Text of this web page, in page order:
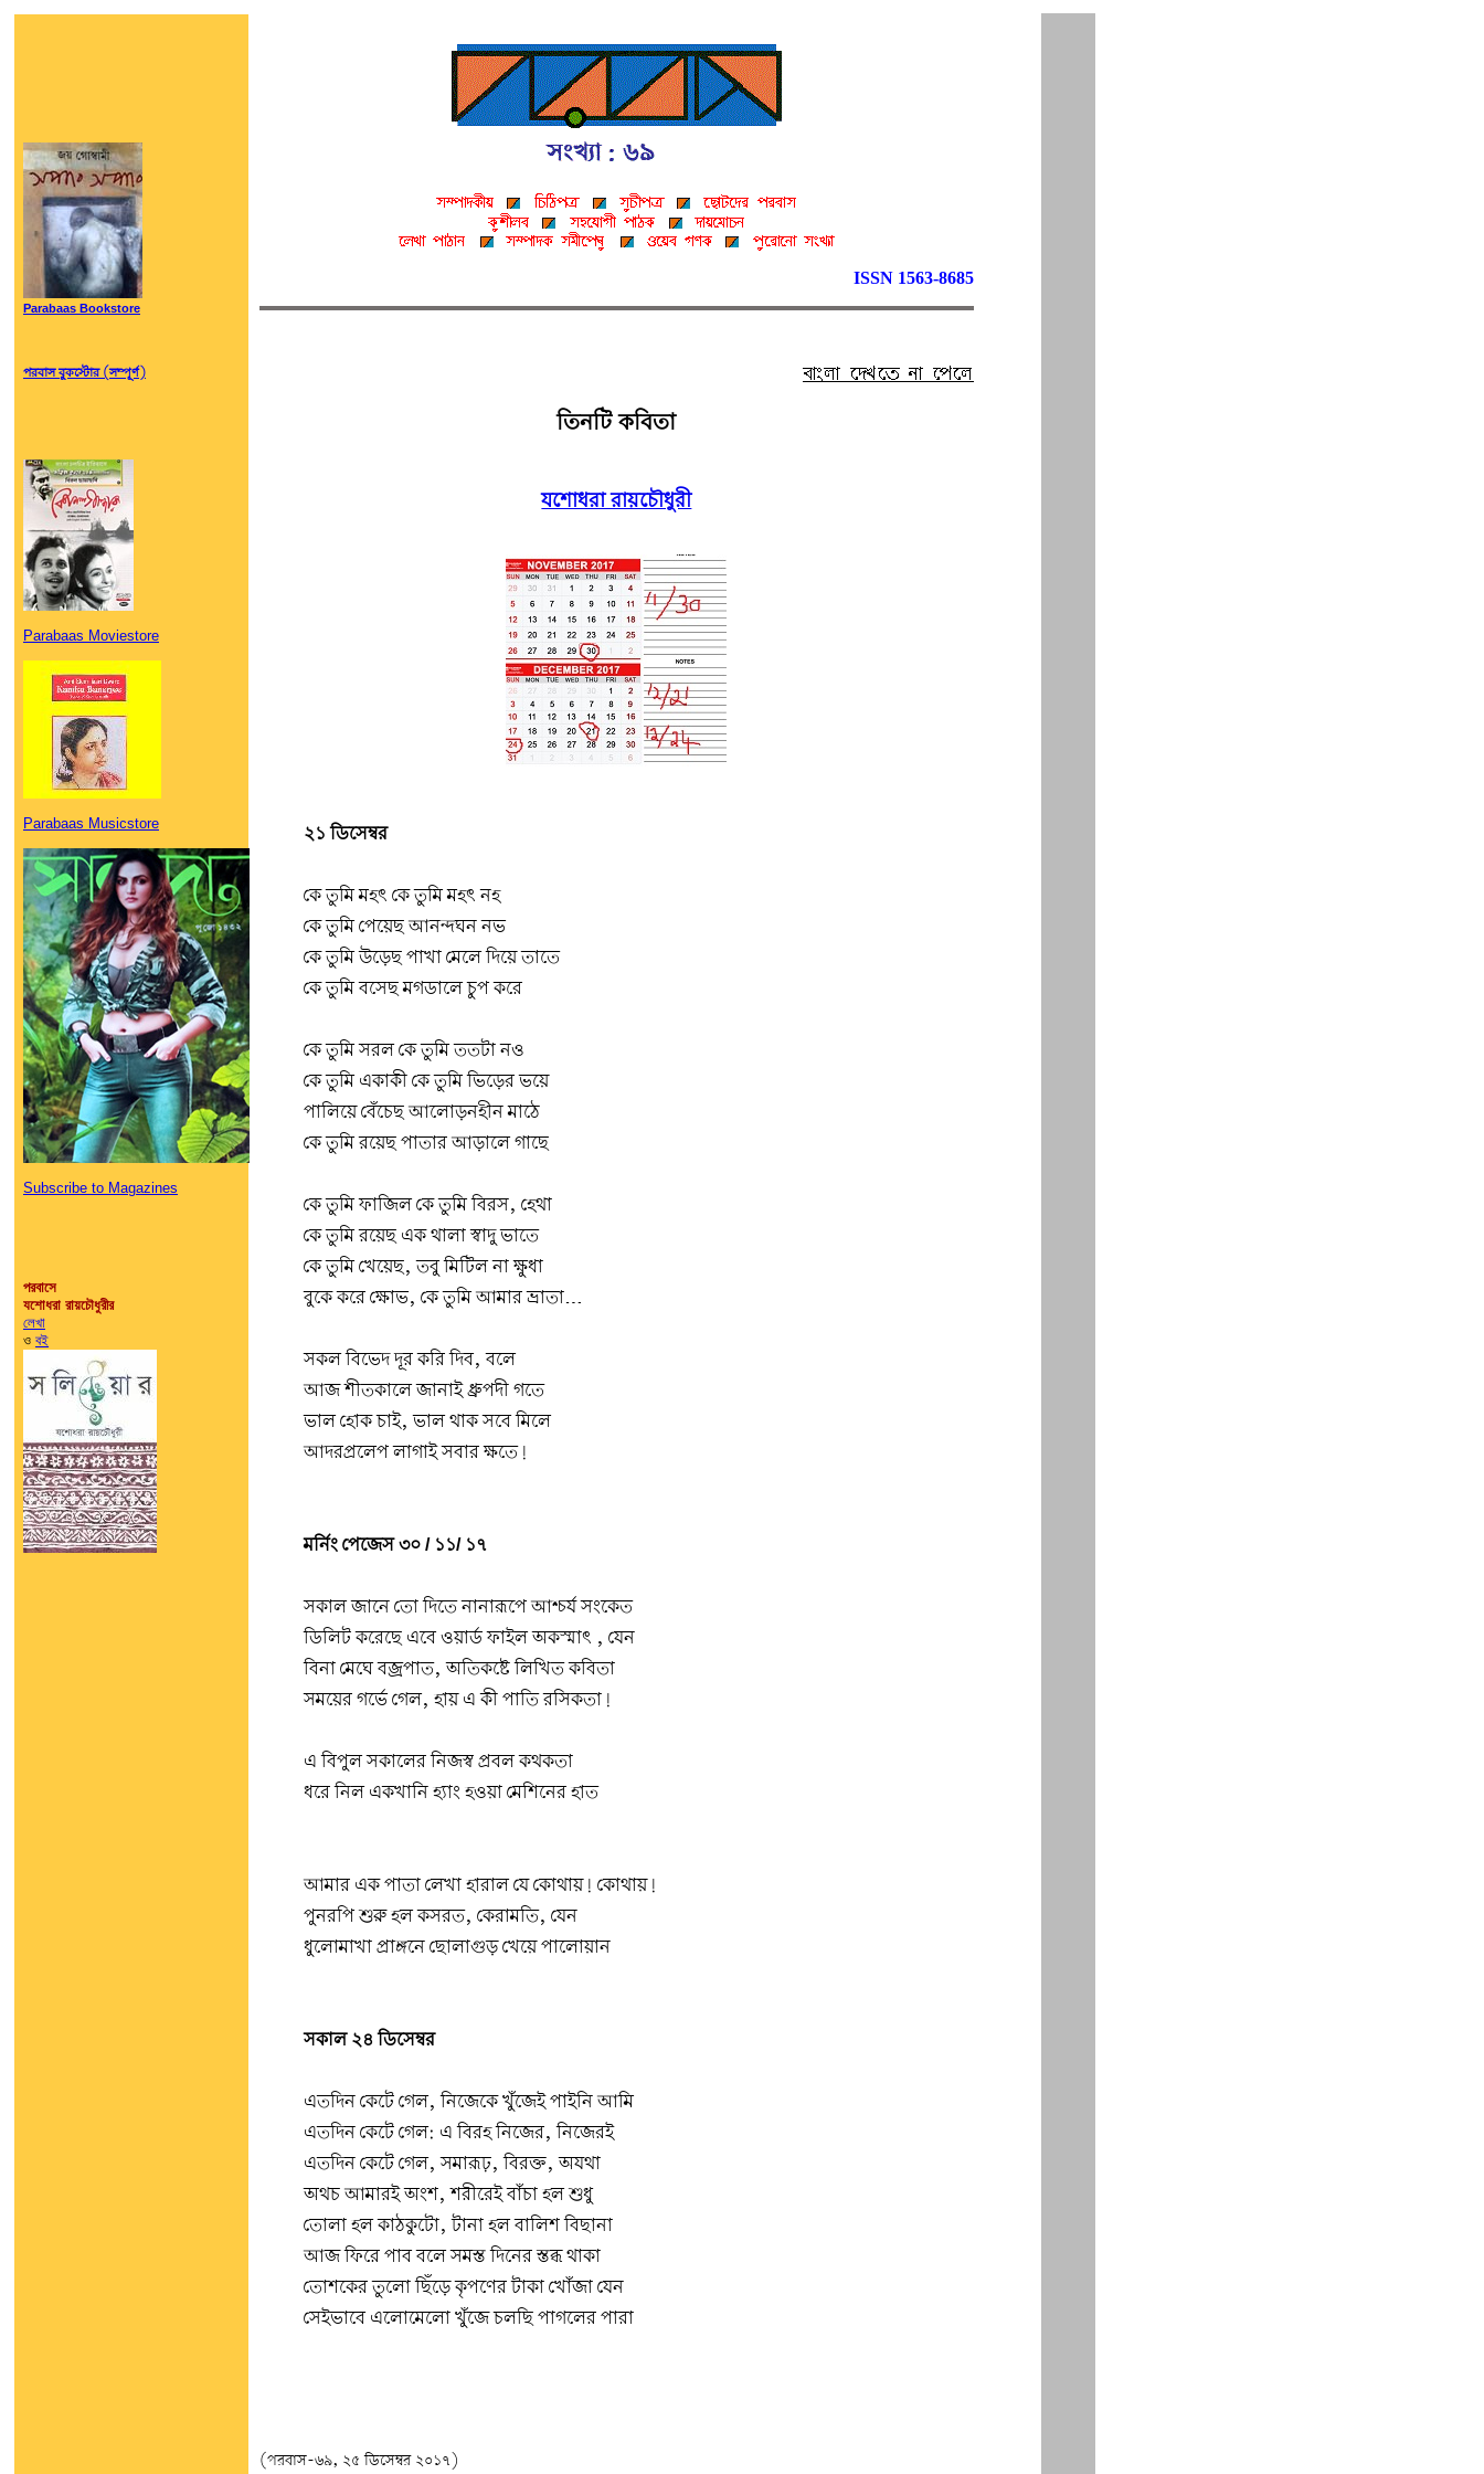
Parabaas Bookstore
পরবাস বুকস্টোর (সম্পূর্ণ)
Parabaas Moviestore
Parabaas Musicstore
Subscribe to Magazines
পরবাসে
যশোধরা রায়চৌধুরীর
লেখা
ও বই
ISSN 1563-8685
তিনটি কবিতা
যশোধরা রায়চৌধুরী
২১ ডিসেম্বর
কে তুমি মহৎ কে তুমি মহৎ নহ
কে তুমি পেয়েছ আনন্দঘন নভ
কে তুমি উড়েছ পাখা মেলে দিয়ে তাতে
কে তুমি বসেছ মগডালে চুপ করে
কে তুমি সরল কে তুমি ততটা নও
কে তুমি একাকী কে তুমি ভিড়ের ভয়ে
পালিয়ে বেঁচেছ আলোড়নহীন মাঠে
কে তুমি রয়েছ পাতার আড়ালে গাছে
কে তুমি ফাজিল কে তুমি বিরস, হেথা
কে তুমি রয়েছ এক থালা স্বাদু ভাতে
কে তুমি খেয়েছ, তবু মিটিল না ক্ষুধা
বুকে করে ক্ষোভ, কে তুমি আমার ভ্রাতা…
সকল বিভেদ দূর করি দিব, বলে
আজ শীতকালে জানাই ধ্রুপদী গতে
ভাল হোক চাই, ভাল থাক সবে মিলে
আদরপ্রলেপ লাগাই সবার ক্ষতে!
মর্নিং পেজেস ৩০ / ১১/ ১৭
সকাল জানে তো দিতে নানারূপে আশ্চর্য সংকেত
ডিলিট করেছে এবে ওয়ার্ড ফাইল অকস্মাৎ , যেন
বিনা মেঘে বজ্রপাত, অতিকষ্টে লিখিত কবিতা
সময়ের গর্ভে গেল, হায় এ কী পাতি রসিকতা!
এ বিপুল সকালের নিজস্ব প্রবল কথকতা
ধরে নিল একখানি হ্যাং হওয়া মেশিনের হাত
আমার এক পাতা লেখা হারাল যে কোথায়! কোথায়!
পুনরপি শুরু হল কসরত, কেরামতি, যেন
ধুলোমাখা প্রাঙ্গনে ছোলাগুড় খেয়ে পালোয়ান
সকাল ২৪ ডিসেম্বর
এতদিন কেটে গেল, নিজেকে খুঁজেই পাইনি আমি
এতদিন কেটে গেল: এ বিরহ নিজের, নিজেরই
এতদিন কেটে গেল, সমারূঢ়, বিরক্ত, অযথা
অথচ আমারই অংশ, শরীরেই বাঁচা হল শুধু
তোলা হল কাঠকুটো, টানা হল বালিশ বিছানা
আজ ফিরে পাব বলে সমস্ত দিনের স্তব্ধ থাকা
তোশকের তুলো ছিঁড়ে কৃপণের টাকা খোঁজা যেন
সেইভাবে এলোমেলো খুঁজে চলছি পাগলের পারা
(পরবাস-৬৯, ২৫ ডিসেম্বর ২০১৭)